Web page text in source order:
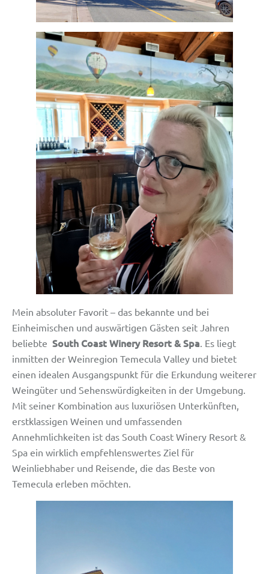
Mein absoluter Favorit – das bekannte und bei
Einheimischen und auswärtigen Gästen seit Jahren
beliebte South Coast Winery Resort & Spa . Es liegt
inmitten der Weinregion Temecula Valley und bietet
einen idealen Ausgangspunkt für die Erkundung weiterer
Weingüter und Sehenswürdigkeiten in der Umgebung.
Mit seiner Kombination aus luxuriösen Unterkünften,
erstklassigen Weinen und umfassenden
Annehmlichkeiten ist das South Coast Winery Resort &
Spa ein wirklich empfehlenswertes Ziel für
Weinliebhaber und Reisende, die das Beste von
Temecula erleben möchten.